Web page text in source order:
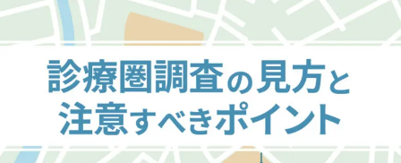
電子カルテ・ICT 医療機器・事務機器
集患のコツ セミナー